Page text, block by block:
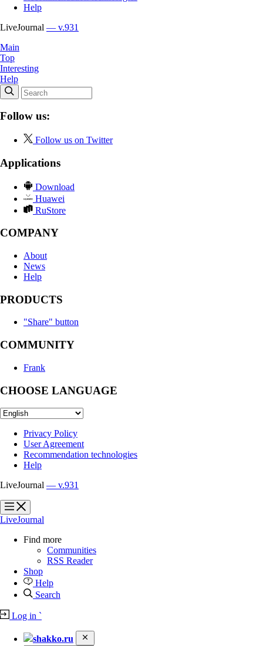
Help
LiveJournal — v.931
Main
Top
Interesting
Help
Follow us:
Follow us on Twitter
Applications
Download
Huawei
RuStore
COMPANY
About
News
Help
PRODUCTS
"Share" button
COMMUNITY
Frank
CHOOSE LANGUAGE
Privacy Policy
User Agreement
Recommendation technologies
Help
LiveJournal — v.931
?
?
LiveJournal
Find more
Communities
RSS Reader
Shop
Help
Search
Log in `
shakko.ru